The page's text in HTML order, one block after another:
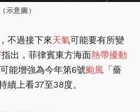
示意圖）
不過接下來天氣可能要有所變
指出，菲律賓東方海面熱帶擾動
能增強為今年第6號颱風 「薔
續上看37至38度。